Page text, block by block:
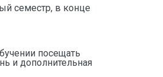
семестр, в конце
посещать
и дополнительная